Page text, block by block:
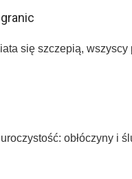
się szczepią,
obłóczyny i